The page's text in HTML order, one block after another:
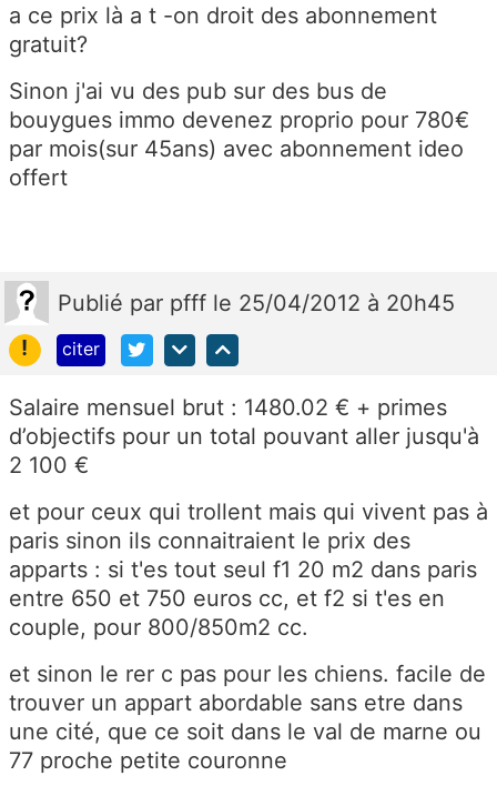
a ce prix là a t -on droit des abonnement
gratuit?
Sinon j'ai vu des pub sur des bus de
bouygues immo devenez proprio pour 780€
par mois(sur 45ans) avec abonnement ideo
offert
Publié par pfff le 25/04/2012 à 20h45
!
citer
Salaire mensuel brut : 1480.02 € + primes
d’objectifs pour un total pouvant aller jusqu'à
2 100 €
et pour ceux qui trollent mais qui vivent pas à
paris sinon ils connaitraient le prix des
apparts : si t'es tout seul f1 20 m2 dans paris
entre 650 et 750 euros cc, et f2 si t'es en
couple, pour 800/850m2 cc.
et sinon le rer c pas pour les chiens. facile de
trouver un appart abordable sans etre dans
une cité, que ce soit dans le val de marne ou
77 proche petite couronne